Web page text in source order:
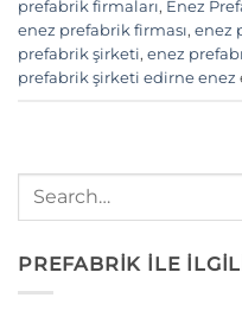
prefabrik firmaları, Enez
enez prefabrik firması, enez
prefabrik şirketi, enez
prefabrik şirketi edirne enez
PREFABRİK İLE